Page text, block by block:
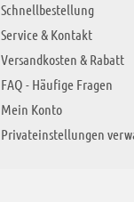
Schnellbestellung
Service & Kontakt
Versandkosten & Rabatt
FAQ - Häufige Fragen
Mein Konto
Privateinstellungen